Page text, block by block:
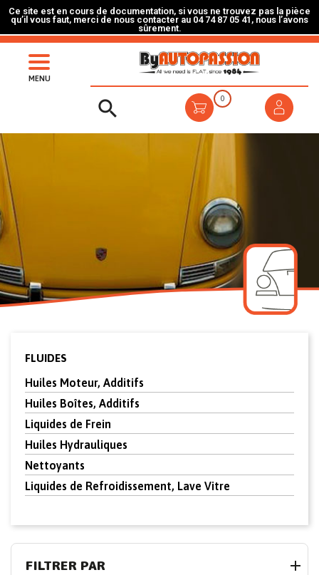
Ce site est en cours de documentation, si vous ne trouvez pas la pièce
qu’il vous faut, merci de nous contacter au 04 74 87 05 41, nous l’avons
sûrement.
MENU
 0
FLUIDES
Huiles Moteur, Additifs
Huiles Boîtes, Additifs
Liquides de Frein
Huiles Hydrauliques
Nettoyants
Liquides de Refroidissement, Lave Vitre
FILTRER PAR